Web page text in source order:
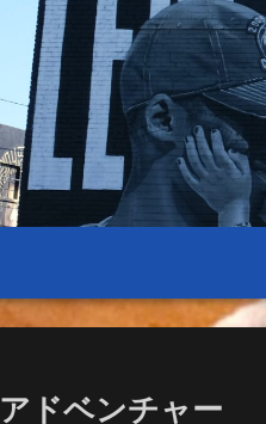
アドベンチャー